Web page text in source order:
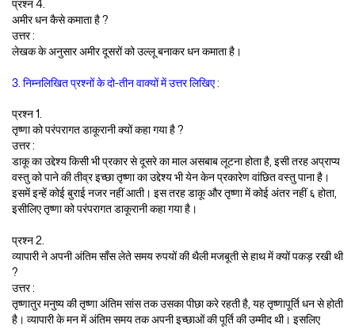
प्रश्न 4.
अमीर धन कैसे कमाता है ?
उत्तर :
लेखक के अनुसार अमीर दूसरों को उल्लू बनाकर धन कमाता है।
3. निम्नलिखित प्रश्नों के दो-तीन वाक्यों में उत्तर लिखिए :
प्रश्न 1.
तृष्णा को परंपरागत डाकूरानी क्यों कहा गया है ?
उत्तर :
डाकू का उद्देश्य किसी भी प्रकार से दूसरे का माल असबाब लूटना होता है, इसी तरह अप्राप्य
वस्तु को पाने की तीव्र इच्छा तृष्णा का उद्देश्य भी येन केन प्रकारेण वांछित वस्तु पाना है।
इसमें इन्हें कोई बुराई नजर नहीं आती। इस तरह डाकू और तृष्णा में कोई अंतर नहीं ६ होता,
इसीलिए तृष्णा को परंपरागत डाकूरानी कहा गया है।
प्रश्न 2.
व्यापारी ने अपनी अंतिम साँस लेते समय रुपयों की थैली मजबूती से हाथ में क्यों पकड़ रखी थी
?
उत्तर :
तृष्णातुर मनुष्य की तृष्णा अंतिम सांस तक उसका पीछा करे रहती है, यह तृष्णापूर्ति धन से होती
है। व्यापारी के मन में अंतिम समय तक अपनी इच्छाओं की पूर्ति की उम्मीद थी। इसलिए